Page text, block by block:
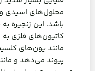
محلول‌های اسیدی و
باشد. این زنجیره
کاتیون‌های فلزی به
مانند یون‌های
پیوند می‌دهد و